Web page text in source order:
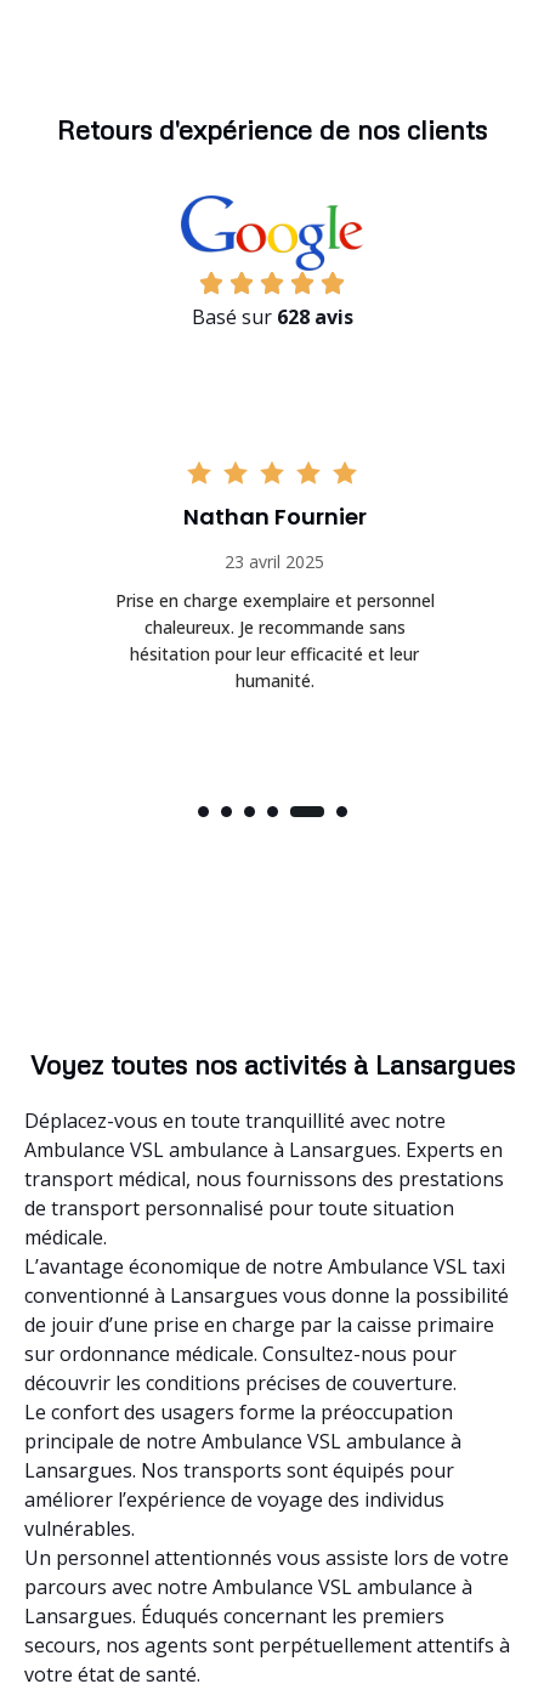
Retours d'expérience de nos clients
Basé sur 628 avis
Nathan Fournier
23 avril 2025
Prise en charge exemplaire et personnel
chaleureux. Je recommande sans
hésitation pour leur efficacité et leur
humanité.
Voyez toutes nos activités à Lansargues
Déplacez-vous en toute tranquillité avec notre
Ambulance VSL ambulance à Lansargues. Experts en
transport médical, nous fournissons des prestations
de transport personnalisé pour toute situation
médicale.
L’avantage économique de notre Ambulance VSL taxi
conventionné à Lansargues vous donne la possibilité
de jouir d’une prise en charge par la caisse primaire
sur ordonnance médicale. Consultez-nous pour
découvrir les conditions précises de couverture.
Le confort des usagers forme la préoccupation
principale de notre Ambulance VSL ambulance à
Lansargues. Nos transports sont équipés pour
améliorer l’expérience de voyage des individus
vulnérables.
Un personnel attentionnés vous assiste lors de votre
parcours avec notre Ambulance VSL ambulance à
Lansargues. Éduqués concernant les premiers
secours, nos agents sont perpétuellement attentifs à
votre état de santé.